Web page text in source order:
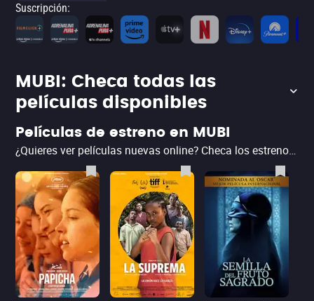
Conciertos
Suscripción:
MUBI: Checa todas las
películas disponibles
Películas de estreno en MUBI
¿Quieres ver películas nuevas online? Checa los estrenos más recientes de películas del 2026 diversas e internacionales en MUBI, la plataforma de streaming especializada en cine de arte. ¡Elige tu película ahora mismo con la ayuda de Filmelier!